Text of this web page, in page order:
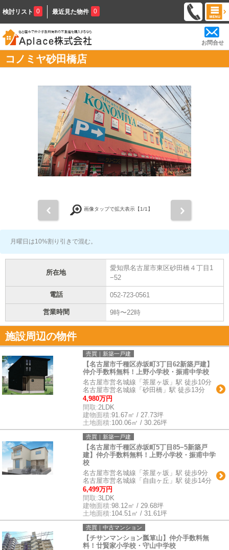
検討リスト 0 最近見た物件 0
お問合せ
コノミヤ砂田橋店
画像タップで拡大表示【1/1】
月曜日は10%割り引きで混む。
所在地
愛知県名古屋市東区砂田橋４丁目1
−52
電話 052-723-0561
営業時間 9時〜22時
施設周辺の物件
売買｜新築一戸建
【名古屋市千種区赤坂町3丁目62新築戸建】
仲介手数料無料！上野小学校・振甫中学校
名古屋市営名城線「茶屋ヶ坂」駅 徒歩10分
名古屋市営名城線「砂田橋」駅 徒歩13分
4,980万円
間取:2LDK
建物面積:91.67㎡ / 27.73坪
土地面積:100.06㎡ / 30.26坪
売買｜新築一戸建
【名古屋市千種区赤坂町5丁目85−5新築戸
建】仲介手数料無料！上野小学校・振甫中学
校
名古屋市営名城線「茶屋ヶ坂」駅 徒歩9分
名古屋市営名城線「自由ヶ丘」駅 徒歩14分
6,499万円
間取:3LDK
建物面積:98.12㎡ / 29.68坪
土地面積:104.51㎡ / 31.61坪
売買｜中古マンション
【チサンマンション瓢箪山】仲介手数料無
料！廿賢家小学校・守山中学校